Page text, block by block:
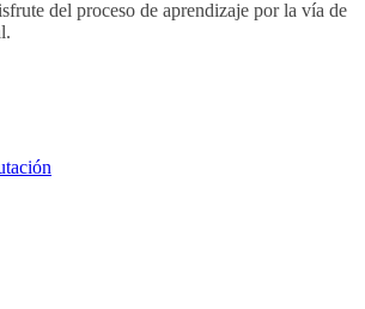
del proceso de aprendizaje por la vía de